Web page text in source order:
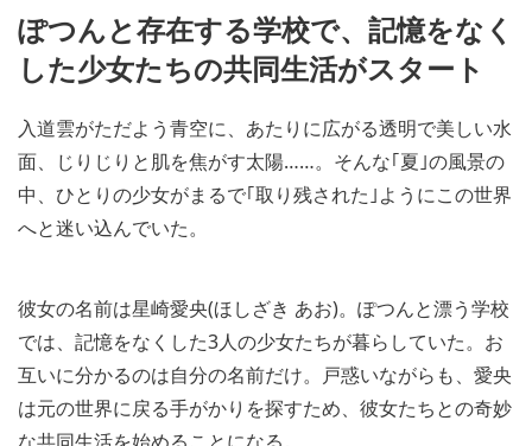
ぽつんと存在する学校で、記憶をなく
した少女たちの共同生活がスタート
入道雲がただよう青空に、あたりに広がる透明で美しい水
面、じりじりと肌を焦がす太陽……。そんな｢夏｣の風景の
中、ひとりの少女がまるで｢取り残された｣ようにこの世界
へと迷い込んでいた。
彼女の名前は星崎愛央(ほしざき あお)。ぽつんと漂う学校
では、記憶をなくした3人の少女たちが暮らしていた。お
互いに分かるのは自分の名前だけ。戸惑いながらも、愛央
は元の世界に戻る手がかりを探すため、彼女たちとの奇妙